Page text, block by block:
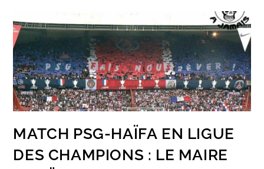
Post 6,486 Post
MATCH PSG-HAÏFA EN LIGUE
DES CHAMPIONS : LE MAIRE